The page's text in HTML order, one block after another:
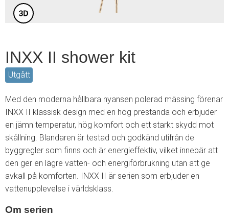
INXX II shower kit
Utgått
Med den moderna hållbara nyansen polerad mässing förenar
INXX II klassisk design med en hög prestanda och erbjuder
en jämn temperatur, hög komfort och ett starkt skydd mot
skållning. Blandaren är testad och godkänd utifrån de
byggregler som finns och är energieffektiv, vilket innebär att
den ger en lägre vatten- och energiförbrukning utan att ge
avkall på komforten. INXX II är serien som erbjuder en
vattenupplevelse i världsklass.
Om serien